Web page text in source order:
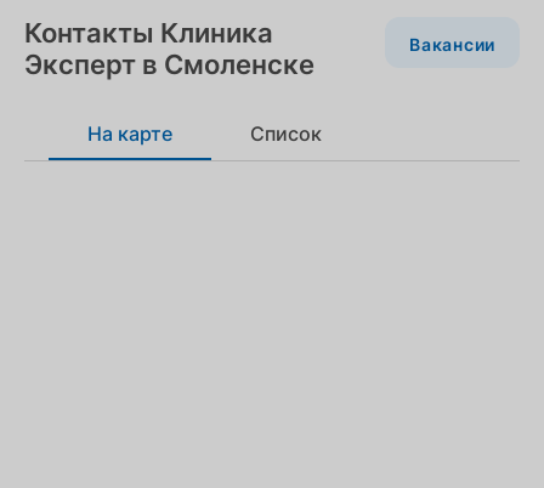
Контакты Клиника
Эксперт в Смоленске
Вакансии
На карте Список